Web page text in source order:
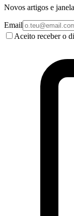
Novos artigos e
Email
Aceito receber o